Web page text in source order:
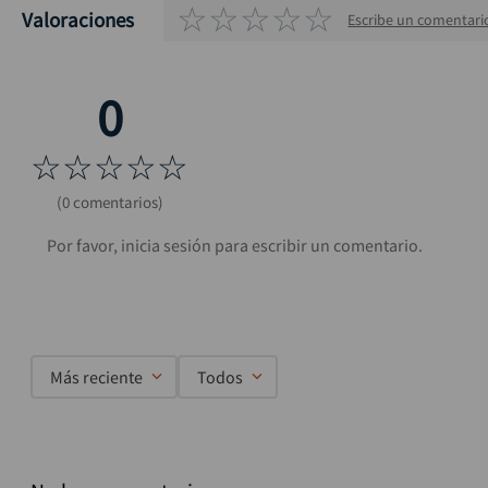
Valoraciones ☆☆☆☆☆ Escribe un
☆☆☆☆☆
(0 comentarios)
Más reciente Todos